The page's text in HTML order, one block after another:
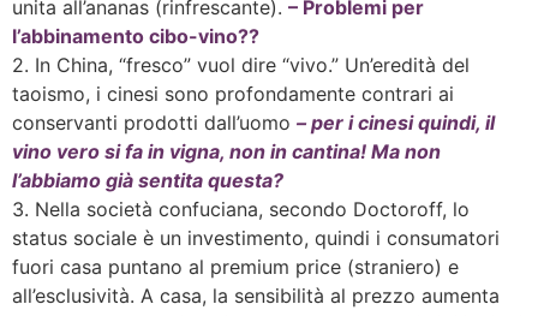
unita all’ananas (rinfrescante). – Problemi per
l’abbinamento cibo-vino??
2. In China, “fresco” vuol dire “vivo.” Un’eredità del
taoismo, i cinesi sono profondamente contrari ai
conservanti prodotti dall’uomo – per i cinesi quindi, il
vino vero si fa in vigna, non in cantina! Ma non
l’abbiamo già sentita questa?
3. Nella società confuciana, secondo Doctoroff, lo
status sociale è un investimento, quindi i consumatori
fuori casa puntano al premium price (straniero) e
all’esclusività. A casa, la sensibilità al prezzo aumenta